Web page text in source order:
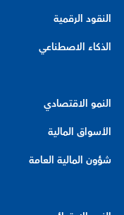
النقود الرقمية
الذكاء الاصطناعي
النمو الاقتصادي
الأسواق المالية
شؤون المالية العامة